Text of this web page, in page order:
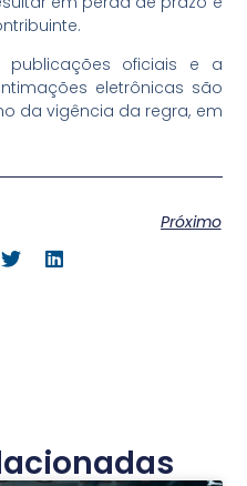
publicações oficiais e a
eletrônicas são
da vigência da regra, em
Próximo